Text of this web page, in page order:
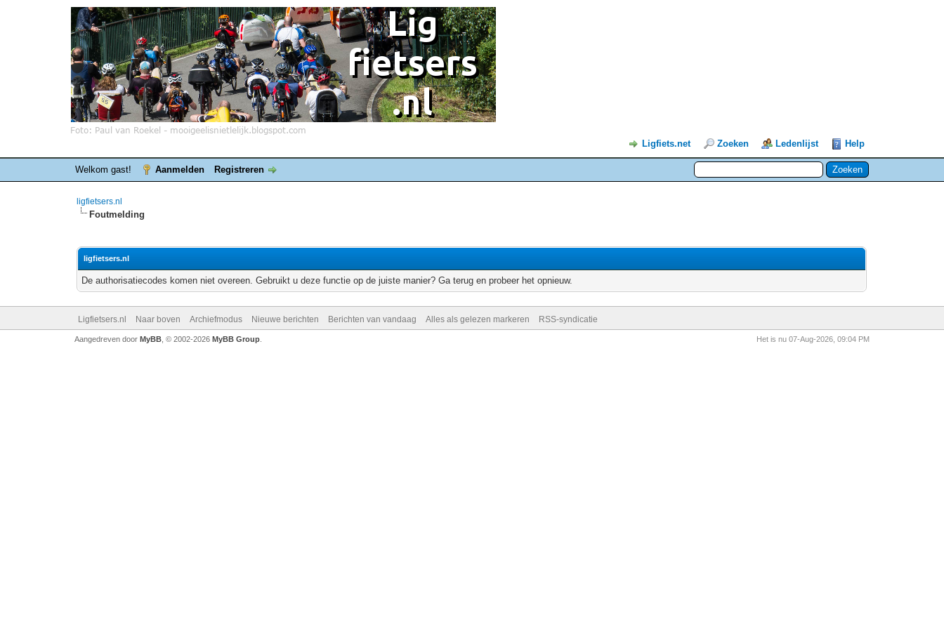
Ligfiets.net Zoeken Ledenlijst Help
Welkom gast! Aanmelden Registreren
ligfietsers.nl
Foutmelding
ligfietsers.nl
De authorisatiecodes komen niet overeen. Gebruikt u deze functie op de juiste manier? Ga terug en probeer het opnieuw.
Ligfietsers.nl Naar boven Archiefmodus Nieuwe berichten Berichten van vandaag Alles als gelezen markeren RSS-syndicatie
Het is nu 07-Aug-2026, 09:04 PM
Aangedreven door MyBB, © 2002-2026 MyBB Group.